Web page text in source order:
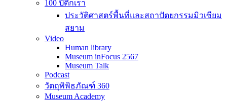
100 ปีตึกเรา
ประวัติศาสตร์พื้นที่และสถาปัตยกรรมมิวเซียม
สยาม
Video
Human library
Museum inFocus 2567
Museum Talk
Podcast
วัตถุพิพิธภัณฑ์ 360
Museum Academy